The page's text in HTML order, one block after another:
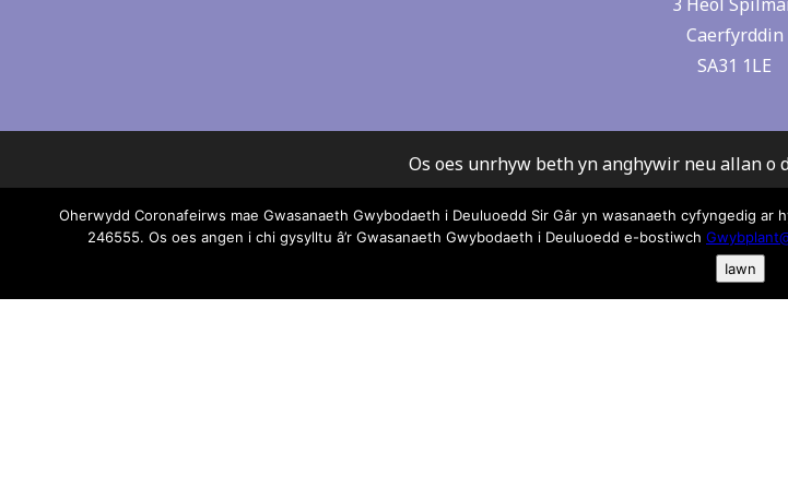
Caerfyrddin
SA31 1LE
Os oes unrhyw beth yn anghywir neu allan o
yma anfonwch e-bost atom:
Mae pob ymdrech wedi’i gymryd i sicrhau
Gwasanaeth Gwybodaeth i Deuluoedd
unrhyw gamgymeriadau. Rydym yn
Oherwydd Coronafeirws mae Gwasanaeth Gwybodaeth i Deuluoedd Sir Gâr yn wasanaeth cyfyngedig
246555. Os oes angen i chi gysylltu â’r Gwasanaeth Gwybodaeth i Deuluoedd e-bostiwch
Iawn